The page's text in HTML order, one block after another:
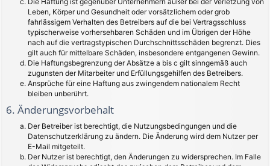
Leben, Körper und Gesundheit oder vorsätzlichem oder grob
fahrlässigem Verhalten des Betreibers auf die bei Vertragsschluss
typischerweise vorhersehbaren Schäden und im Übrigen der Höhe
nach auf die vertragstypischen Durchschnittsschäden begrenzt. Dies
gilt auch für mittelbare Schäden, insbesondere entgangenen Gewinn.
Die Haftungsbegrenzung der Absätze a bis c gilt sinngemäß auch
zugunsten der Mitarbeiter und Erfüllungsgehilfen des Betreibers.
Ansprüche für eine Haftung aus zwingendem nationalem Recht
bleiben unberührt.
6. Änderungsvorbehalt
Der Betreiber ist berechtigt, die Nutzungsbedingungen und die
Datenschutzerklärung zu ändern. Die Änderung wird dem Nutzer per
E-Mail mitgeteilt.
Der Nutzer ist berechtigt, den Änderungen zu widersprechen. Im Falle